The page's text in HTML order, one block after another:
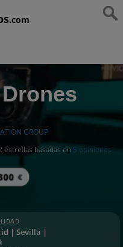
.com
GROUP
estrellas basadas en 5 opiniones
€
| Sevilla |